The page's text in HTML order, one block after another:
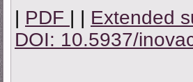
PDF Extended
DOI: 10.5937/